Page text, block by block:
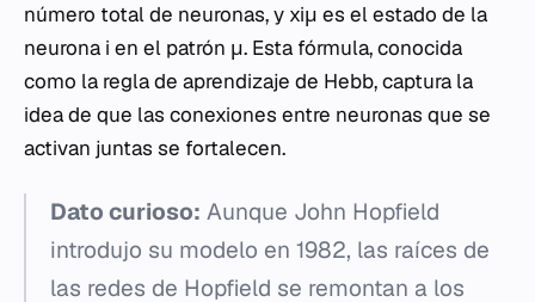
número total de neuronas, y xiμ​ es el estado de la
neurona i en el patrón μ. Esta fórmula, conocida
como la regla de aprendizaje de Hebb, captura la
idea de que las conexiones entre neuronas que se
activan juntas se fortalecen.
Dato curioso: Aunque John Hopfield
introdujo su modelo en 1982, las raíces de
las redes de Hopfield se remontan a los